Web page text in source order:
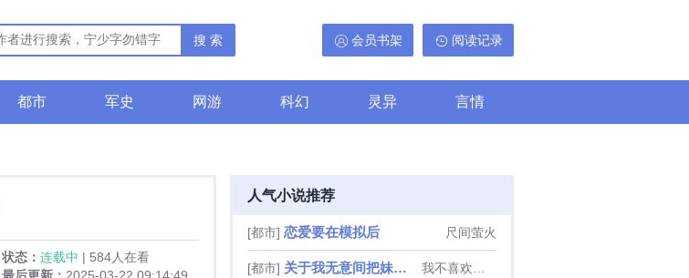
阅读记录
会员书架
搜 索
都市 军史 网游 科幻 灵异 言情
状态：连载中 | 584人在看
人气小说推荐
[都市] 恋爱要在模拟后 尺间萤火
[都市] 关于我无意间把妹妹养成废人这事 我不喜欢偷懒